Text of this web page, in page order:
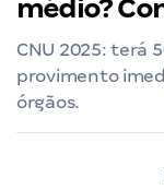
médio?
CNU 2025: terá
provimento
órgãos.